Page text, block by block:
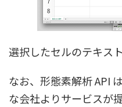
選択したセルのテキス
なお、形態素解析 API
な会社よりサービスが